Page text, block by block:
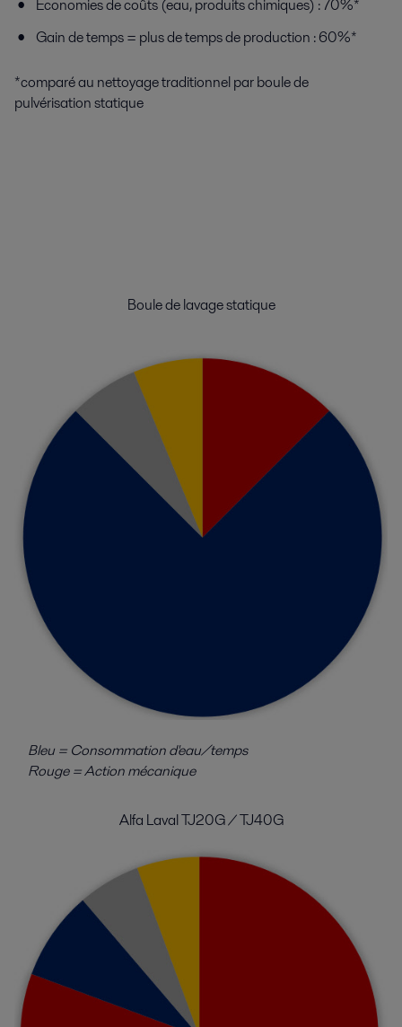
Économies de coûts (eau, produits chimiques) : 70%*
Gain de temps = plus de temps de production : 60%*
*comparé au nettoyage traditionnel par boule de
pulvérisation statique
Boule de lavage statique
Bleu = Consommation d'eau/temps
Rouge = Action mécanique
Alfa Laval TJ20G / TJ40G